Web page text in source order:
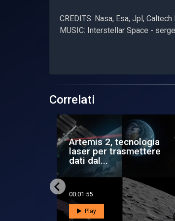
CREDITS: Nasa, Esa, Jpl,
MUSIC: Interstellar Space -
Correlati
Artemis 2, tecnologia
laser per trasmettere
dati dal...
00:01:55
Play